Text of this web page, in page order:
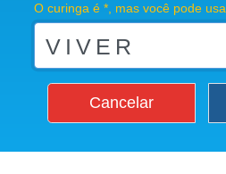
O curinga é *, mas você pode
Cancelar